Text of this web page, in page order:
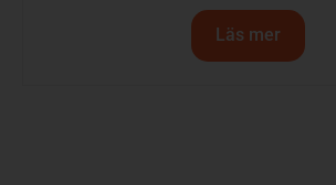
Läs mer